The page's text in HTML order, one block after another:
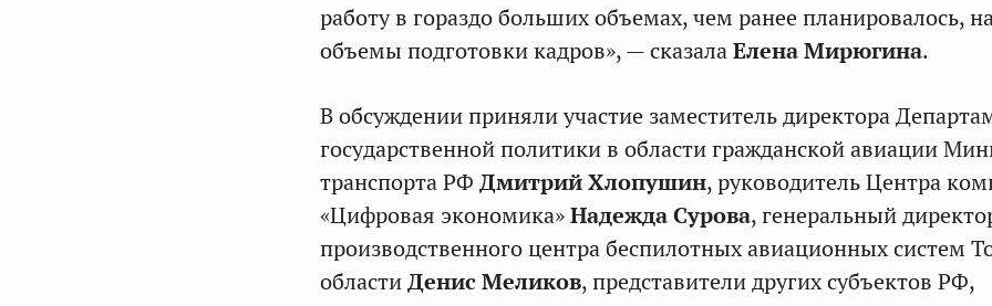
работу в гораздо больших объемах, чем ранее планировалось,
объемы подготовки кадров», — сказалаЕлена Мирюгина.
В обсуждении приняли участие заместитель директора
государственной политики в области гражданской авиации
транспорта РФ Дмитрий Хлопушин, руководитель Центра
«Цифровая экономика»Надежда Сурова, генеральный
производственного центра беспилотных авиационных систем
областиДенис Меликов, представители других субъектов РФ,